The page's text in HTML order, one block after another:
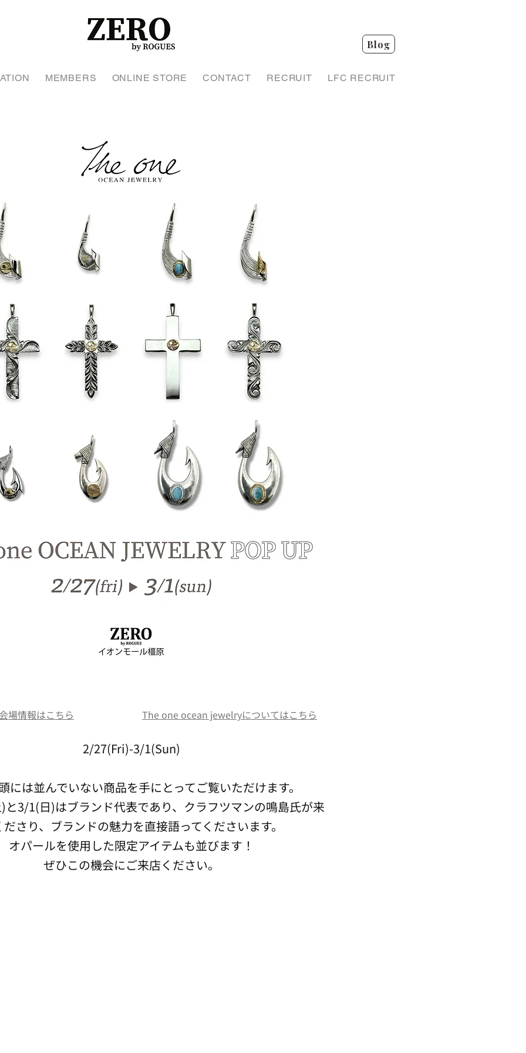
Blog
MEMBERS ONLINE STORE CONTACT RECRUIT LFC RECRUIT
場情報はこちら The one ocean jewelryについてはこちら
2/27(Fri)-3/1(Sun)
には並んでいない商品を手にとってご覧いただけます。
と3/1(日)はブランド代表であり、クラフツマンの鳴島氏が来
さり、ブランドの魅力を直接語ってくださいます。
オパールを使用した限定アイテムも並びます！
​ぜひこの機会にご来店ください。